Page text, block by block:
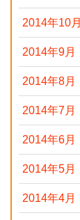
2014年10月
2014年9月
2014年8月
2014年7月
2014年6月
2014年5月
2014年4月